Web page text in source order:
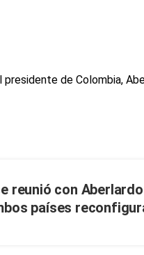
reunió con
países